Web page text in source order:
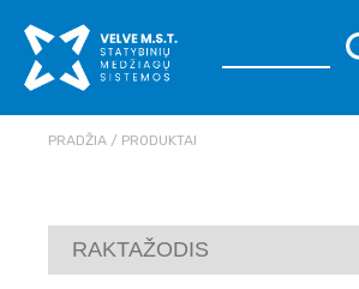
PRADŽIA PRODUKTAI